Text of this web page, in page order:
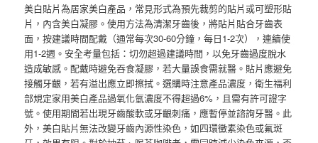
美白貼片為居家美白產品，常見形式為預先裁剪的貼片或可塑形貼
片，內含美白凝膠。使用方法為清潔牙齒後，將貼片貼合牙齒表
面，按建議時間配戴（通常每次30-60分鐘，每日1-2次），連續使
用1-2週。安全考量包括：切勿超過建議時間，以免牙齒過度脫水
造成敏感。配戴時避免吞食凝膠，若大量誤食需就醫。貼片應避免
接觸牙齦，若有溢出應立即擦拭。選購時注意產品濃度，衛生福利
部規定家用美白產品過氧化氫濃度不得超過6%，且需有許可證字
號。使用期間若出現牙齒酸軟或牙齦刺痛，應暫停並諮詢牙醫。此
外，美白貼片無法改變牙齒內源性染色，如四環黴素染色或氟斑